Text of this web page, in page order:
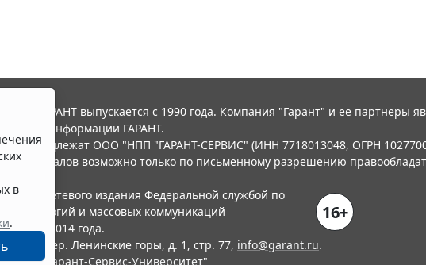
в
.
ГАРАНТ выпускается с 1990 года. Компания "Гарант" и ее партнеры
информации ГАРАНТ.
принадлежат ООО "НПП "ГАРАНТ-СЕРВИС" (ИНН 7718013048, ОГРН
материалов возможно только по письменному разрешению
сетевого издания Федеральной службой по
технологий и массовых коммуникаций
июня 2014 года.
16+
тер. Ленинские горы, д. 1, стр. 77, info@garant.ru.
"НПП "
Гарант-Сервис-Университет"